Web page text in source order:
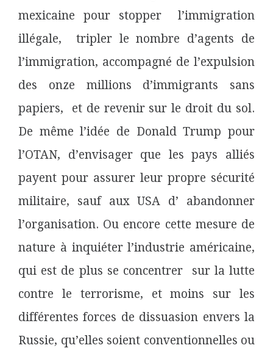
mexicaine pour stopper l’immigration
illégale, tripler le nombre d’agents de
l’immigration, accompagné de l’expulsion
des onze millions d’immigrants sans
papiers, et de revenir sur le droit du sol.
De même l’idée de Donald Trump pour
l’OTAN, d’envisager que les pays alliés
payent pour assurer leur propre sécurité
militaire, sauf aux USA d’ abandonner
l’organisation. Ou encore cette mesure de
nature à inquiéter l’industrie américaine,
qui est de plus se concentrer sur la lutte
contre le terrorisme, et moins sur les
différentes forces de dissuasion envers la
Russie, qu’elles soient conventionnelles ou